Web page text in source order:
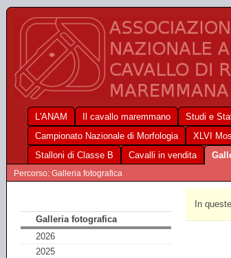
L'ANAM Il cavallo maremmano Studi e
Campionato Nazionale di Morfologia
XLVI
Stalloni di Classe B
Cavalli in vendita
Percorso: Galleria fotografica
Galleria fotografica
2026
2025
In